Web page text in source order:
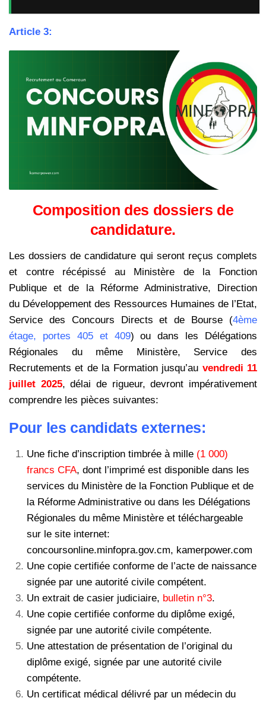
Article 3:
Composition des dossiers de
candidature.
Les dossiers de candidature qui seront reçus complets
et contre récépissé au Ministère de la Fonction
Publique et de la Réforme Administrative, Direction
du Développement des Ressources Humaines de l’Etat,
Service des Concours Directs etde Bourse (4ème
étage, portes 405 et 409) ou dans les Délégations
Régionales du même Ministère, Service des
Recrutements et de la Formation jusqu’au vendredi 11
juillet 2025, délai de rigueur, devront impérativement
comprendre les pièces suivantes:
Pour les candidats externes:
Une fiche d’inscription timbrée à mille (1 000)
francs CFA, dont l’imprimé est disponible dans les
services du Ministère de la Fonction Publique et de
la Réforme Administrative ou dans les Délégations
Régionales du même Ministère et téléchargeable
sur le site internet:
concoursonline.minfopra.gov.cm, kamerpower.com
Une copie certifiée conforme de l’acte de naissance
signée par une autorité civile compétent.
Un extrait de casier judiciaire, bulletin n°3.
Une copie certifiée conforme du diplôme exigé,
signée par une autorité civile compétente.
Une attestation de présentation de l’original du
diplôme exigé, signée par une autorité civile
compétente.
Un certificat médical délivré par un médecin du